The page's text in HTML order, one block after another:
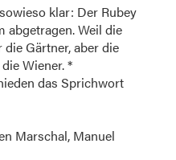
klar: Der Rubey
abgetragen. Weil die
Gärtner, aber die
Wiener. *
das Sprichwort
Marschal, Manuel